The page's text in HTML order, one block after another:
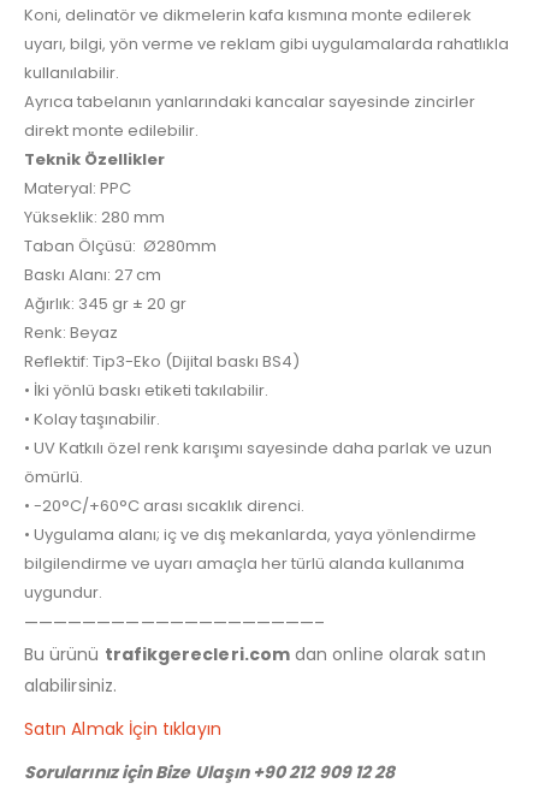
Koni, delinatör ve dikmelerin kafa kısmına monte edilerek
uyarı, bilgi, yön verme ve reklam gibi uygulamalarda rahatlıkla
kullanılabilir.
Ayrıca tabelanın yanlarındaki kancalar sayesinde zincirler
direkt monte edilebilir.
Teknik Özellikler
Materyal: PPC
Yükseklik: 280 mm
Taban Ölçüsü: Ø280mm
Baskı Alanı: 27 cm
Ağırlık: 345 gr ± 20 gr
Renk: Beyaz
Reflektif: Tip3-Eko (Dijital baskı BS4)
• İki yönlü baskı etiketi takılabilir.
• Kolay taşınabilir.
• UV Katkılı özel renk karışımı sayesinde daha parlak ve uzun
ömürlü.
• -20°C/+60°C arası sıcaklık direnci.
• Uygulama alanı; iç ve dış mekanlarda, yaya yönlendirme
bilgilendirme ve uyarı amaçla her türlü alanda kullanıma
uygundur.
————————————————————–
Bu ürünü trafikgerecleri.comdan online olarak satın
alabilirsiniz.
Satın Almak İçin tıklayın
Sorularınız için Bize Ulaşın +90 212 909 12 28